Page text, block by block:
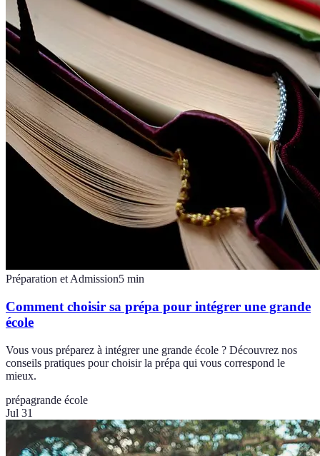
Préparation et Admission5 min
Comment choisir sa prépa pour intégrer une grande
école
Vous vous préparez à intégrer une grande école ? Découvrez nos
conseils pratiques pour choisir la prépa qui vous correspond le
mieux.
prépagrande école
Jul 31